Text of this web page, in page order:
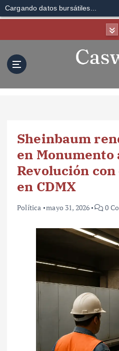
Cargando datos bursátiles...
Sheinbaum
en Monumento
Revolución
en CDMX
Política mayo 31, 2026 0